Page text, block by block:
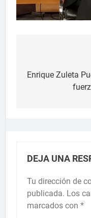
Enrique Zuleta
DEJA UNA
Tu dirección de
publicada. Los
marcados con *